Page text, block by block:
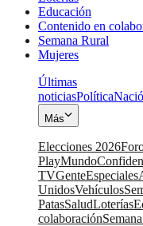
Educación
Contenido en
Semana Rural
Mujeres
Últimas
noticiasPolítica
Más
Elecciones 2026
PlayMundo
TVGenteEspeciales
UnidosVehículos
PatasSaludLoterías
colaboración